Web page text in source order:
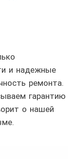
и надежные
ремонта.
гарантию
о нашей